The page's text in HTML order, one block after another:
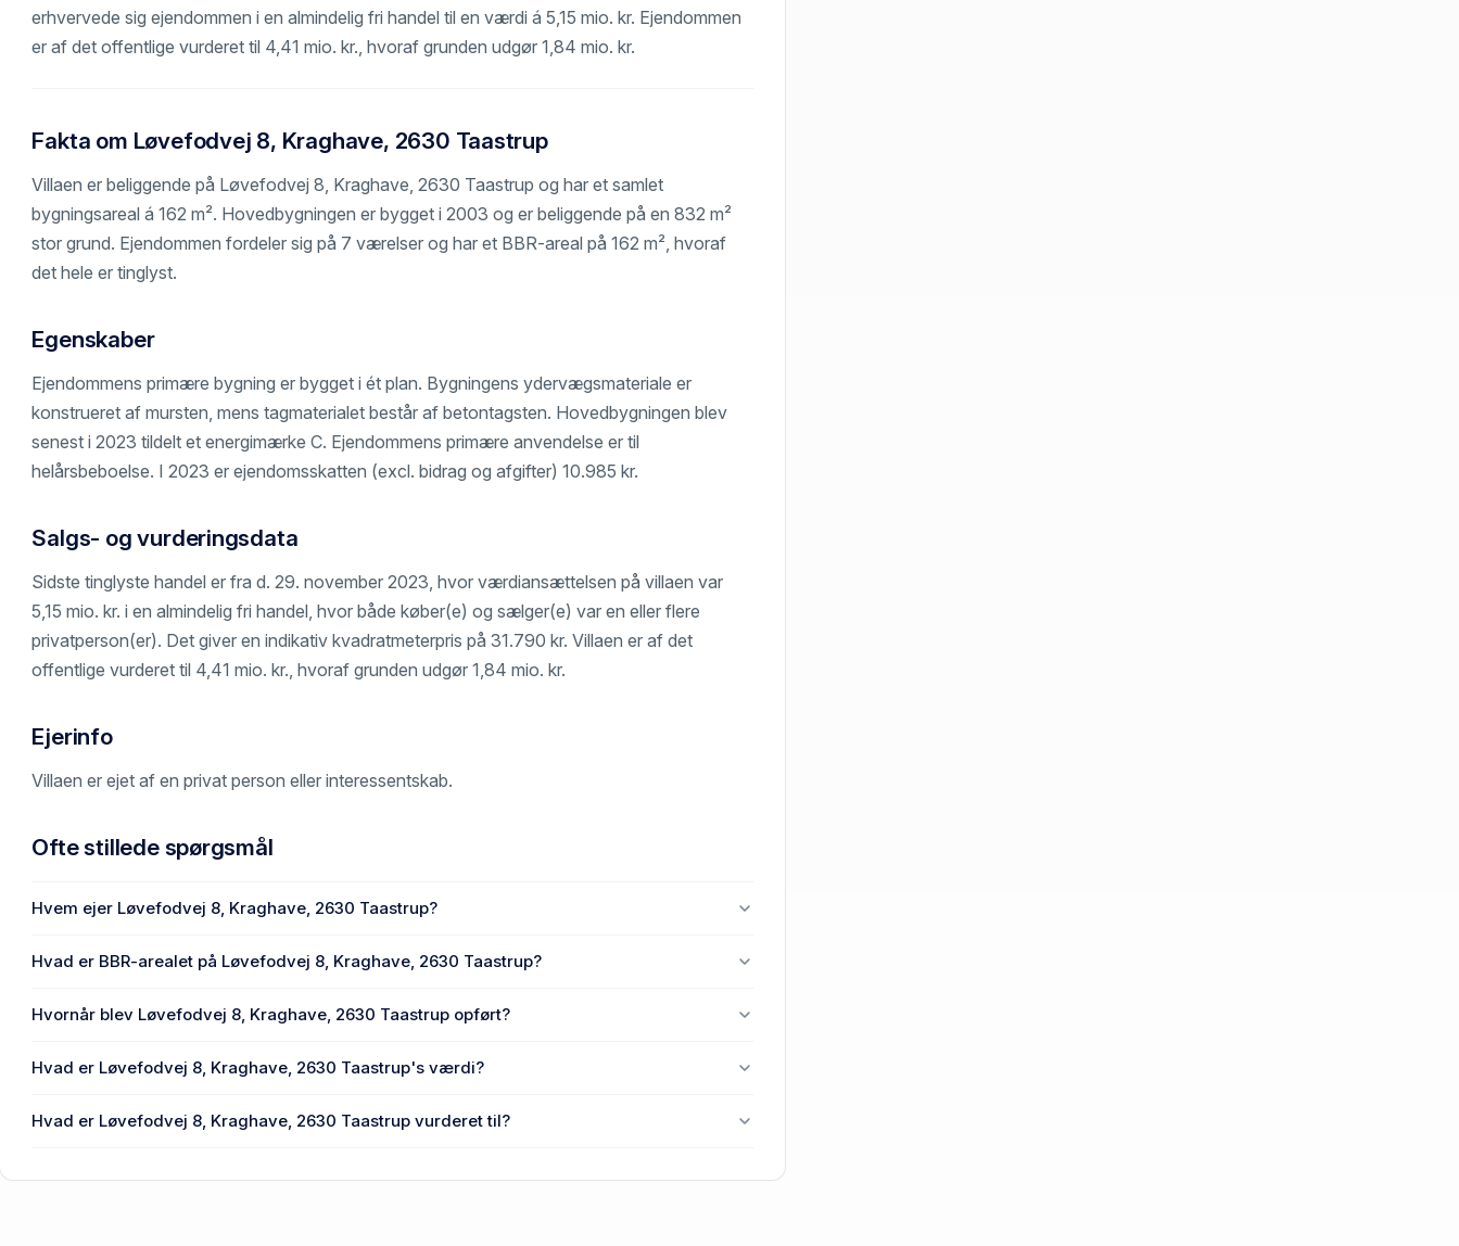
erhvervede sig ejendommen i en almindelig fri handel til en værdi á 5,15 mio. kr. Ejendommen
er af det offentlige vurderet til 4,41 mio. kr., hvoraf grunden udgør 1,84 mio. kr.
Fakta om Løvefodvej 8, Kraghave, 2630 Taastrup
Villaen er beliggende på Løvefodvej 8, Kraghave, 2630 Taastrup og har et samlet
bygningsareal á 162 m². Hovedbygningen er bygget i 2003 og er beliggende på en 832 m²
stor grund. Ejendommen fordeler sig på 7 værelser og har et BBR-areal på 162 m², hvoraf
det hele er tinglyst.
Egenskaber
Ejendommens primære bygning er bygget i ét plan. Bygningens ydervægsmateriale er
konstrueret af mursten, mens tagmaterialet består af betontagsten. Hovedbygningen blev
senest i 2023 tildelt et energimærke C. Ejendommens primære anvendelse er til
helårsbeboelse. I 2023 er ejendomsskatten (excl. bidrag og afgifter) 10.985 kr.
Salgs- og vurderingsdata
Sidste tinglyste handel er fra d. 29. november 2023, hvor værdiansættelsen på villaen var
5,15 mio. kr. i en almindelig fri handel, hvor både køber(e) og sælger(e) var en eller flere
privatperson(er). Det giver en indikativ kvadratmeterpris på 31.790 kr. Villaen er af det
offentlige vurderet til 4,41 mio. kr., hvoraf grunden udgør 1,84 mio. kr.
Ejerinfo
Villaen er ejet af en privat person eller interessentskab.
Ofte stillede spørgsmål
Hvem ejer Løvefodvej 8, Kraghave, 2630 Taastrup?
Hvad er BBR-arealet på Løvefodvej 8, Kraghave, 2630 Taastrup?
Hvornår blev Løvefodvej 8, Kraghave, 2630 Taastrup opført?
Hvad er Løvefodvej 8, Kraghave, 2630 Taastrup's værdi?
Hvad er Løvefodvej 8, Kraghave, 2630 Taastrup vurderet til?